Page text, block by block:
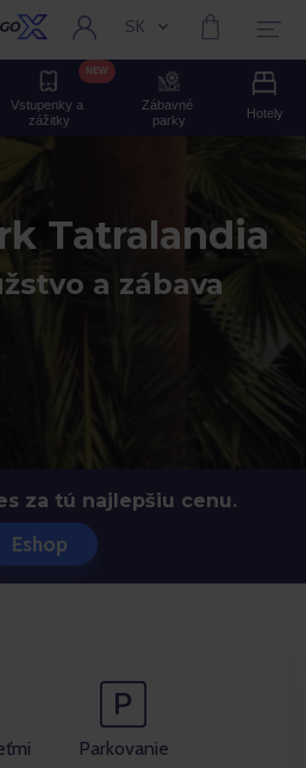
Aktuální jazyk:
SK
Vstupenky a
zážitky
NEW
Zábavné
parky
Hotely
Tatralandia
a zábava
za tú najlepšiu cenu.
Eshop
Parkovanie